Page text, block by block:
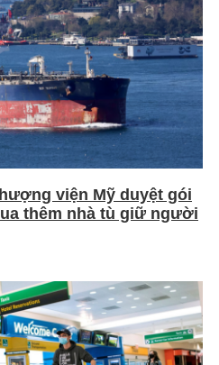
viện Mỹ duyệt gói
thêm nhà tù giữ người